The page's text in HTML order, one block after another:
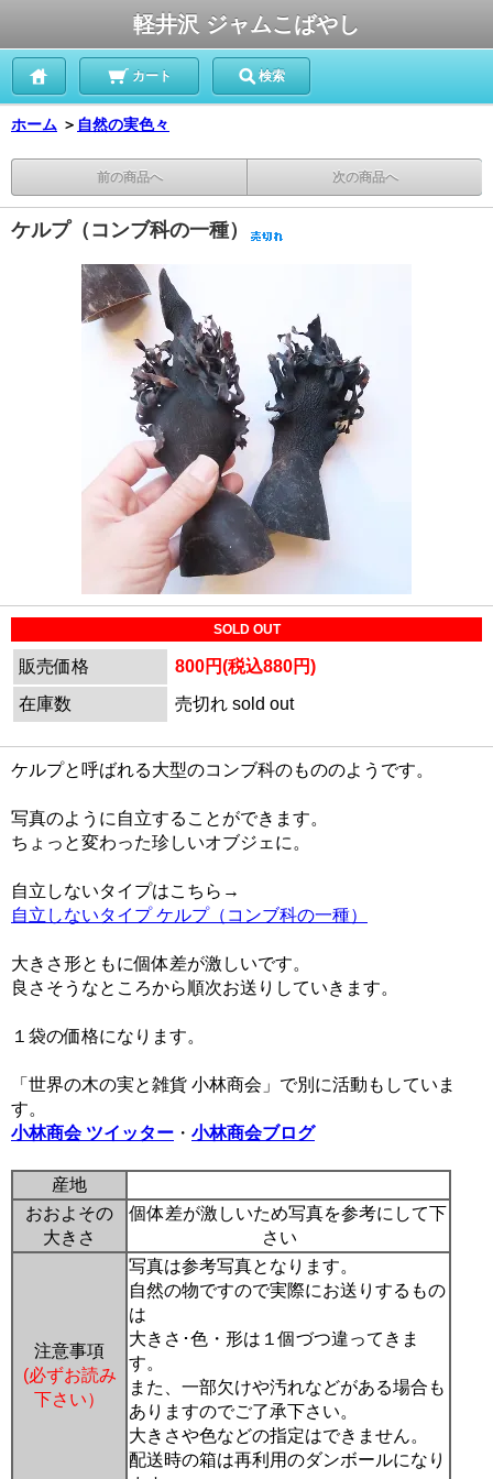
軽井沢 ジャムこばやし
カート 検索
ホーム ＞ 自然の実色々
前の商品へ 次の商品へ
ケルプ（コンブ科の一種）
SOLD OUT
販売価格
800円(税込880円)
在庫数
売切れ sold out
ケルプと呼ばれる大型のコンブ科のもののようです。
写真のように自立することができます。
ちょっと変わった珍しいオブジェに。
自立しないタイプはこちら→
自立しないタイプ ケルプ（コンブ科の一種）
大きさ形ともに個体差が激しいです。
良さそうなところから順次お送りしていきます。
１袋の価格になります。
「世界の木の実と雑貨 小林商会」で別に活動もしていま
す。
小林商会 ツイッター ・ 小林商会ブログ
産地
おおよその
大きさ
個体差が激しいため写真を参考にして下
さい
注意事項
(必ずお読み
下さい）
写真は参考写真となります。
自然の物ですので実際にお送りするもの
は
大きさ･色・形は１個づつ違ってきま
す。
また、一部欠けや汚れなどがある場合も
ありますのでご了承下さい。
大きさや色などの指定はできません。
配送時の箱は再利用のダンボールになり